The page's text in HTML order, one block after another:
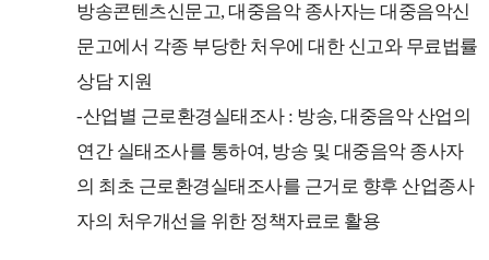
방송콘텐츠신문고, 대중음악 종사자는 대중음악신
문고에서 각종 부당한 처우에 대한 신고와 무료법률
상담 지원
-산업별 근로환경실태조사 : 방송, 대중음악 산업의
연간 실태조사를 통하여, 방송 및 대중음악 종사자
의 최초 근로환경실태조사를 근거로 향후 산업종사
자의 처우개선을 위한 정책자료로 활용